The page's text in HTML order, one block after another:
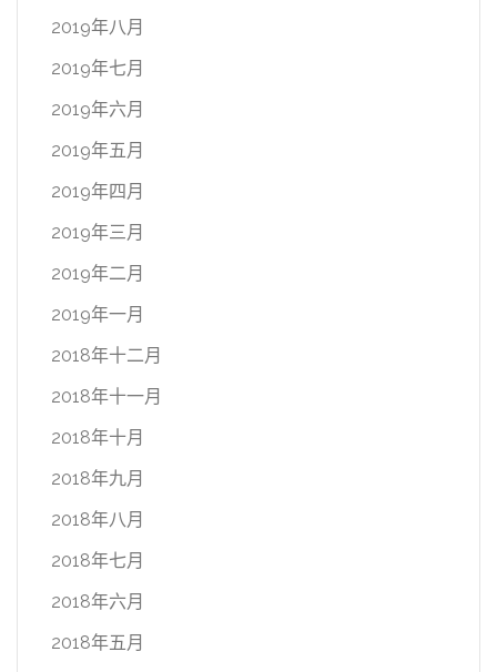
2019年八月
2019年七月
2019年六月
2019年五月
2019年四月
2019年三月
2019年二月
2019年一月
2018年十二月
2018年十一月
2018年十月
2018年九月
2018年八月
2018年七月
2018年六月
2018年五月